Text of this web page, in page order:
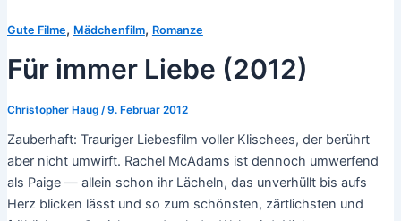
Gute Filme, Mädchenfilm, Romanze
Für immer Liebe (2012)
Christopher Haug /9. Februar 2012
Zauberhaft: Trauriger Liebesfilm voller Klischees, der berührt
aber nicht umwirft. Rachel McAdams ist dennoch umwerfend
als Paige — allein schon ihr Lächeln, das unverhüllt bis aufs
Herz blicken lässt und so zum schönsten, zärtlichsten und